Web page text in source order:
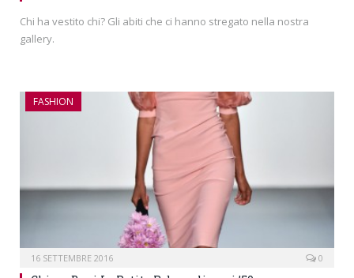
Chi ha vestito chi? Gli abiti che ci hanno stregato nella nostra
gallery.
FASHION
16 SETTEMBRE 2016 0